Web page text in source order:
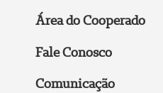
Área do Cooperado
Fale Conosco
Comunicação